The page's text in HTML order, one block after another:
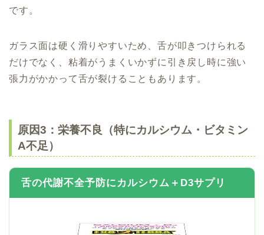
です。
ガラス面は硬く滑りやすいため、舌が叩きつけられる
だけでなく、粘着がうまくいかずに引き戻し時に強い
張力がかかって舌が裂けることもあります。
原因3：栄養不良（特にカルシウム・ビタミン
A不足）
舌の代謝不全予防にカルシウム＋D3サプリ